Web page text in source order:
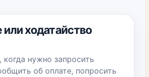
или ходатайство
когда нужно запросить
об оплате, попросить